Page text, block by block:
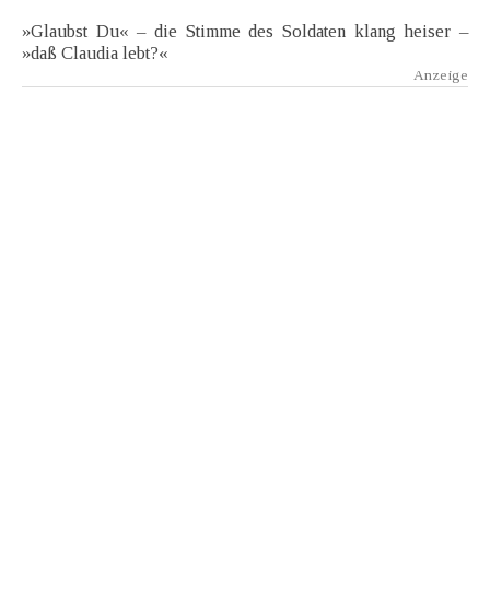
»Glaubst Du« – die Stimme des Soldaten klang heiser –
»daß Claudia lebt?«